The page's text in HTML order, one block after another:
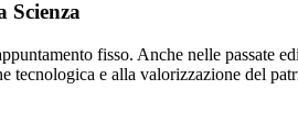
Scienza
fisso. Anche nelle passate
tecnologica e alla valorizzazione del